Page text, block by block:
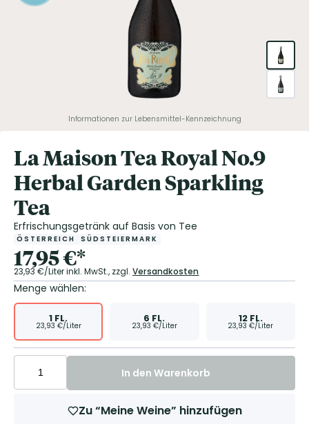
Informationen zur Lebensmittel-Kennzeichnung
La Maison Tea Royal No.9
Herbal Garden Sparkling
Tea
Erfrischungsgetränk auf Basis von Tee
ÖSTERREICH SÜDSTEIERMARK
17,95€*
23,93€/Literinkl. MwSt., zzgl. Versandkosten
Menge wählen:
1 FL.
23,93 €/Liter
6 FL.
23,93 €/Liter
12FL.
23,93 €/Liter
In den Warenkorb
Zu “Meine Weine” hinzufügen